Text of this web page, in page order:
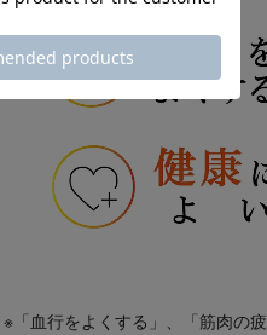
※「血行をよくする」、「筋肉の